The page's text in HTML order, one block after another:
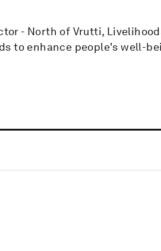
- North of Vrutti,
to enhance people's well-